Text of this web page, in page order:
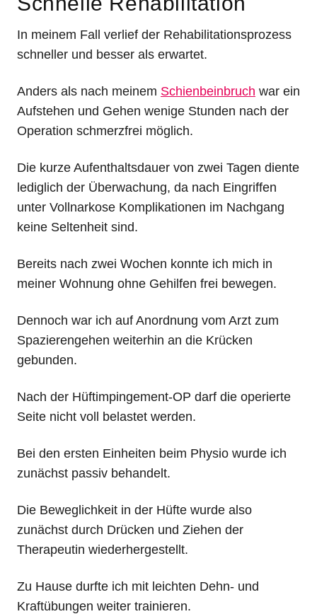
In meinem Fall verlief der Rehabilitationsprozess
schneller und besser als erwartet.
Anders als nach meinem Schienbeinbruch war ein
Aufstehen und Gehen wenige Stunden nach der
Operation schmerzfrei möglich.
Die kurze Aufenthaltsdauer von zwei Tagen diente
lediglich der Überwachung, da nach Eingriffen
unter Vollnarkose Komplikationen im Nachgang
keine Seltenheit sind.
Bereits nach zwei Wochen konnte ich mich in
meiner Wohnung ohne Gehilfen frei bewegen.
Dennoch war ich auf Anordnung vom Arzt zum
Spazierengehen weiterhin an die Krücken
gebunden.
Nach der Hüftimpingement-OP darf die operierte
Seite nicht voll belastet werden.
Bei den ersten Einheiten beim Physio wurde ich
zunächst passiv behandelt.
Die Beweglichkeit in der Hüfte wurde also
zunächst durch Drücken und Ziehen der
Therapeutin wiederhergestellt.
Zu Hause durfte ich mit leichten Dehn- und
Kraftübungen weiter trainieren.